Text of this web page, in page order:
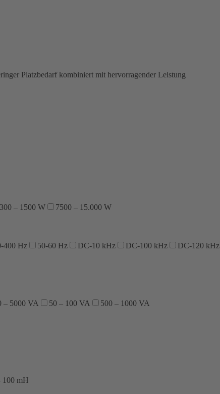
Platzbedarf kombiniert mit hervorragender Leistung
300 – 1500 W
7500 – 15.000 W
400 Hz 50-60 Hz DC-10 kHz DC-100 kHz DC-120 kHz
– 5000 VA 50 – 100 VA
500 – 1000 VA
100 mH